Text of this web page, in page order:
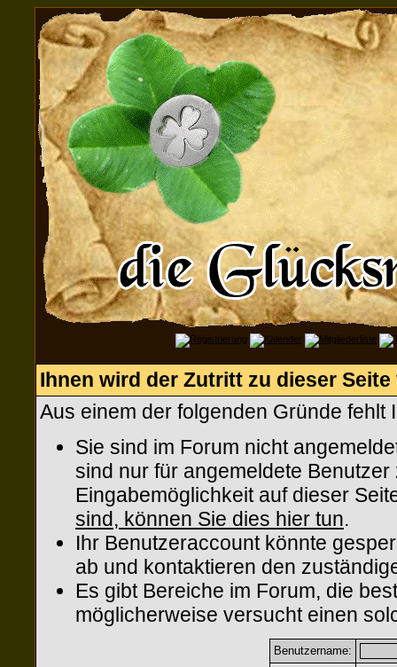
Ihnen wird der Zutritt zu dieser
Aus einem der folgenden Gründe
Sie sind im Forum nicht
sind nur für angemeldete
Eingabemöglichkeit auf dieser
sind, können Sie dies hier tun.
Ihr Benutzeraccount könnte
ab und kontaktieren den
Es gibt Bereiche im Forum, die
möglicherweise versucht einen
Benutzername: